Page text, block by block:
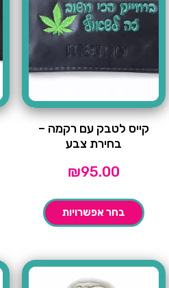
קייס לטבק עם רקמה –
בחירת צבע
₪95.00
בחר אפשרויות